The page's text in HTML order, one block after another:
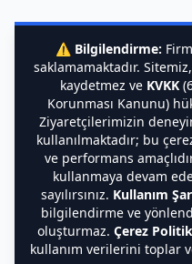
⚠️ Bilgilendirme:
saklamamaktadır.
kaydetmez ve KVKK
Korunması Kanunu)
Ziyaretçilerimizin
kullanılmaktadır; bu
ve performans
kullanmaya devam
sayılırsınız. Kullanım
bilgilendirme ve
oluşturmaz. Çerez
kullanım verilerini toplar